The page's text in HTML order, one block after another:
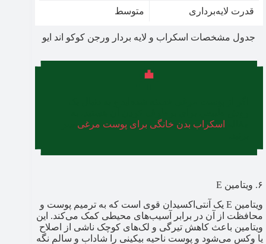
قدرت لایه‌برداری متوسط
جدول مشخصات اسکراب و لایه بردار ورجن کوکو اند ایو
اسکراب بدن خانگی برای پوست مرغی
۶. ویتامین E
ویتامین E یک آنتی‌اکسیدان قوی است که به ترمیم پوست و
محافظت از آن در برابر آسیب‌های محیطی کمک می‌کند. این
ویتامین باعث کاهش تیرگی و لک‌های کوچک ناشی از اصلاح
یا وکس می‌شود و پوست ناحیه بیکینی را شاداب و سالم نگه